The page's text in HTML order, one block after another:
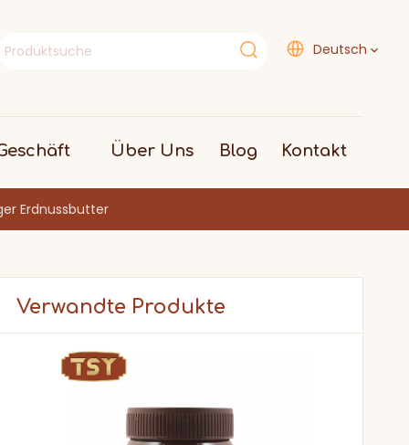
Deutsch
Über Uns Blog Kontakt
Erdnussbutter
Verwandte Produkte